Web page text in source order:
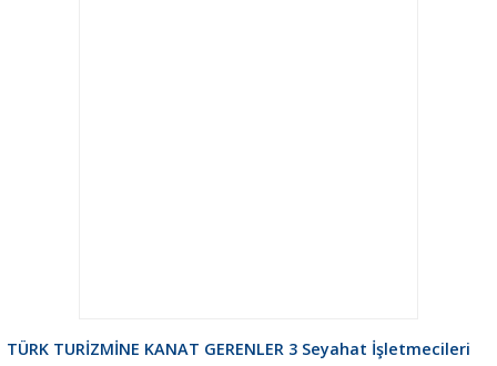
TÜRK TURİZMİNE KANAT GERENLER 3 Seyahat İşletmecileri